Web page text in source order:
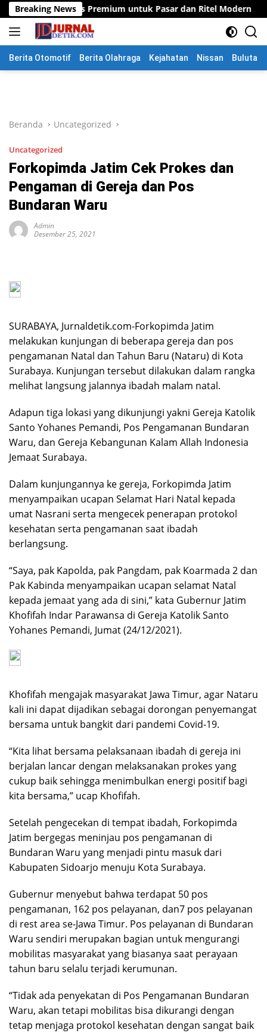
Langsung
ke
konten
Breaking News
Premium untuk Pasar dan Ritel Modern Polres
Berita Otomotif Berita Olahraga Kejahatan Nissan
Beranda Uncategorized
Uncategorized
Forkopimda Jatim Cek Prokes dan
Pengaman di Gereja dan Pos
Bundaran Waru
Admin
Desember 25, 2021
SURABAYA, Jurnaldetik.com-Forkopimda Jatim
melakukan kunjungan di beberapa gereja dan pos
pengamanan Natal dan Tahun Baru (Nataru) di Kota
Surabaya. Kunjungan tersebut dilakukan dalam rangka
melihat langsung jalannya ibadah malam natal.
Adapun tiga lokasi yang dikunjungi yakni Gereja Katolik
Santo Yohanes Pemandi, Pos Pengamanan Bundaran
Waru, dan Gereja Kebangunan Kalam Allah Indonesia
Jemaat Surabaya.
Dalam kunjungannya ke gereja, Forkopimda Jatim
menyampaikan ucapan Selamat Hari Natal kepada
umat Nasrani serta mengecek penerapan protokol
kesehatan serta pengamanan saat ibadah
berlangsung.
“Saya, pak Kapolda, pak Pangdam, pak Koarmada 2 dan
Pak Kabinda menyampaikan ucapan selamat Natal
kepada jemaat yang ada di sini,” kata Gubernur Jatim
Khofifah Indar Parawansa di Gereja Katolik Santo
Yohanes Pemandi, Jumat (24/12/2021).
Khofifah mengajak masyarakat Jawa Timur, agar Nataru
kali ini dapat dijadikan sebagai dorongan penyemangat
bersama untuk bangkit dari pandemi Covid-19.
“Kita lihat bersama pelaksanaan ibadah di gereja ini
berjalan lancar dengan melaksanakan prokes yang
cukup baik sehingga menimbulkan energi positif bagi
kita bersama,” ucap Khofifah.
Setelah pengecekan di tempat ibadah, Forkopimda
Jatim bergegas meninjau pos pengamanan di
Bundaran Waru yang menjadi pintu masuk dari
Kabupaten Sidoarjo menuju Kota Surabaya.
Gubernur menyebut bahwa terdapat 50 pos
pengamanan, 162 pos pelayanan, dan7 pos pelayanan
di rest area se-Jawa Timur. Pos pelayanan di Bundaran
Waru sendiri merupakan bagian untuk mengurangi
mobilitas masyarakat yang biasanya saat perayaan
tahun baru selalu terjadi kerumunan.
“Tidak ada penyekatan di Pos Pengamanan Bundaran
Waru, akan tetapi mobilitas bisa dikurangi dengan
tetap menjaga protokol kesehatan dengan sangat baik